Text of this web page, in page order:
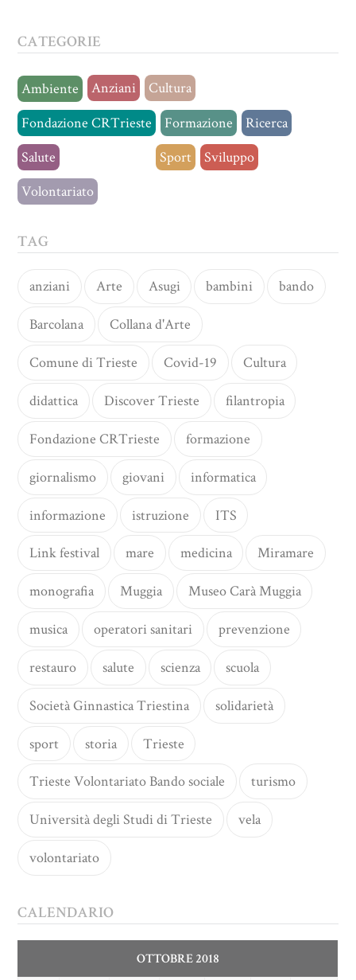
CATEGORIE
Ambiente Anziani
Cultura
Fondazione CRTrieste
Formazione
Ricerca
Salute
Sport
Sviluppo
Volontariato
TAG
anziani Arte Asugi bambini bando
Barcolana Collana d'Arte
Comune di Trieste Covid-19 Cultura
didattica Discover Trieste filantropia
Fondazione CRTrieste formazione
giornalismo giovani informatica
informazione istruzione ITS
Link festival mare medicina Miramare
monografia Muggia Museo Carà Muggia
musica operatori sanitari prevenzione
restauro salute scienza scuola
Società Ginnastica Triestina solidarietà
sport storia Trieste
Trieste Volontariato Bando sociale turismo
Università degli Studi di Trieste vela
volontariato
CALENDARIO
OTTOBRE 2018